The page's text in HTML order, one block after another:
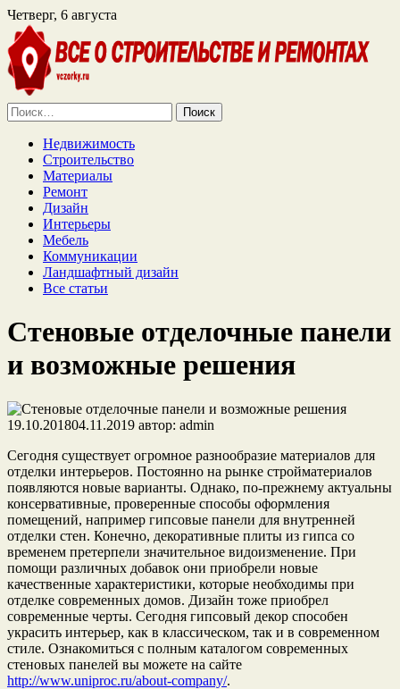
Четверг, 6 августа
Найти:
Недвижимость
Строительство
Материалы
Ремонт
Дизайн
Интерьеры
Мебель
Коммуникации
Ландшафтный дизайн
Все статьи
Cтеновые отделочные панели
и возможные решения
19.10.201804.11.2019 автор: admin
Сегодня существует огромное разнообразие материалов для
отделки интерьеров. Постоянно на рынке стройматериалов
появляются новые варианты. Однако, по-прежнему актуальны
консервативные, проверенные способы оформления
помещений, например гипсовые панели для внутренней
отделки стен. Конечно, декоративные плиты из гипса со
временем претерпели значительное видоизменение. При
помощи различных добавок они приобрели новые
качественные характеристики, которые необходимы при
отделке современных домов. Дизайн тоже приобрел
современные черты. Сегодня гипсовый декор способен
украсить интерьер, как в классическом, так и в современном
стиле. Ознакомиться с полным каталогом современных
стеновых панелей вы можете на сайте
http://www.uniproc.ru/about-company/.